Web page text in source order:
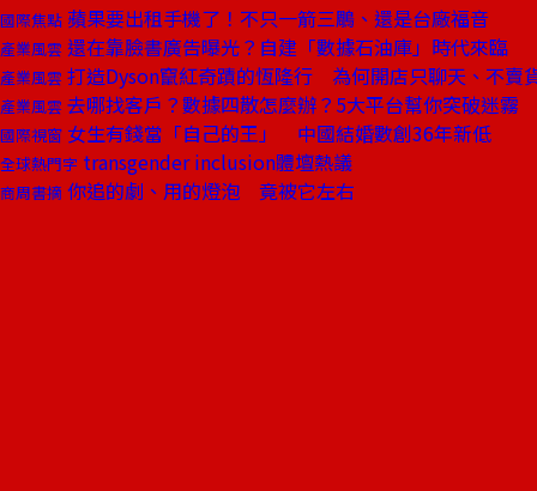
國際焦點 蘋果要出租手機了！不只一箭三鵰、還是台廠福音
產業風雲 還在靠臉書廣告曝光？自建「數據石油庫」時代來臨
產業風雲 打造Dyson竄紅奇蹟的恆隆行 為何開店只聊天、不賣
產業風雲 去哪找客戶？數據四散怎麼辦？5大平台幫你突破迷霧
國際視窗 女生有錢當「自己的王」 中國結婚數創36年新低
全球熱門字 transgender inclusion體壇熱議
商周書摘 你追的劇、用的燈泡 竟被它左右